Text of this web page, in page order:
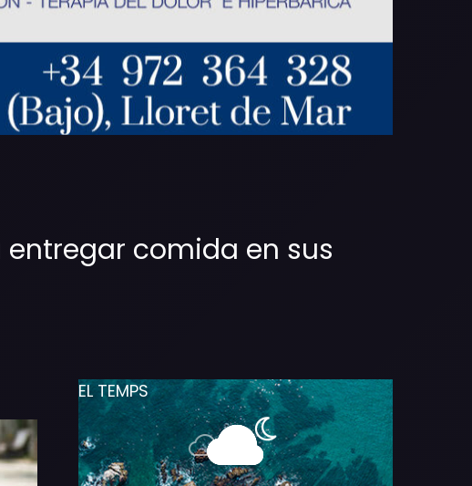
comida en sus
EL TEMPS